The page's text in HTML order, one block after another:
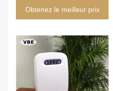
NR3500 / LTE700 avec
Obtenez le meilleur prix